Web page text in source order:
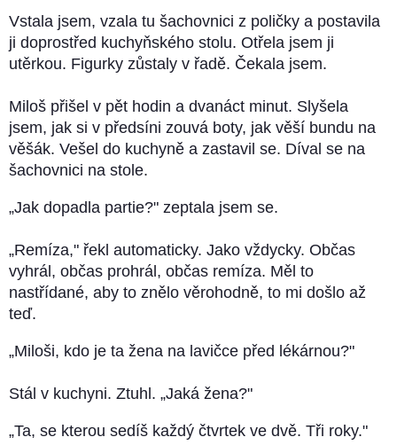
Vstala jsem, vzala tu šachovnici z poličky a postavila
ji doprostřed kuchyňského stolu. Otřela jsem ji
utěrkou. Figurky zůstaly v řadě. Čekala jsem.
Miloš přišel v pět hodin a dvanáct minut. Slyšela
jsem, jak si v předsíni zouvá boty, jak věší bundu na
věšák. Vešel do kuchyně a zastavil se. Díval se na
šachovnici na stole.
„Jak dopadla partie?" zeptala jsem se.
„Remíza," řekl automaticky. Jako vždycky. Občas
vyhrál, občas prohrál, občas remíza. Měl to
nastřídané, aby to znělo věrohodně, to mi došlo až
teď.
„Miloši, kdo je ta žena na lavičce před lékárnou?"
Stál v kuchyni. Ztuhl. „Jaká žena?"
„Ta, se kterou sedíš každý čtvrtek ve dvě. Tři roky."